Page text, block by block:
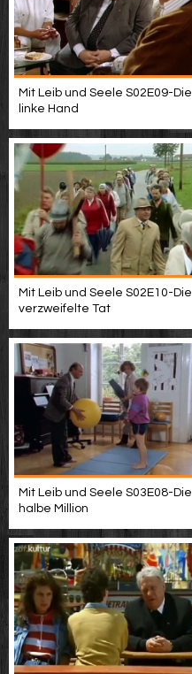
Mit Leib und Seele S02E09-Die
linke Hand
Mit Leib und Seele S02E10-Die
verzweifelte Tat
Mit Leib und Seele S03E08-Die
halbe Million